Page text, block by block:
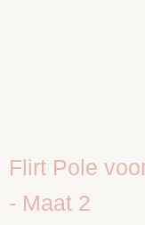
Flirt Pole
- Maat 2